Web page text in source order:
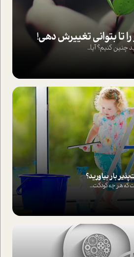
را تا بتواني تغييرش دهي!‏
کنيم؟ آيا...
بار بیاورید؟
که هر چه کودکت...